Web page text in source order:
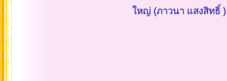
ใหญ่ (ภาวนา แสงสิทธิ์